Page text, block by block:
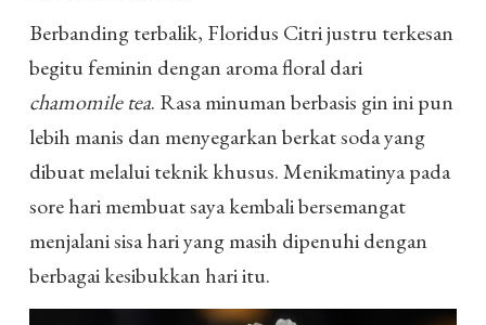
Berbanding terbalik, Floridus Citri justru terkesan
begitu feminin dengan aroma floral dari
chamomile tea. Rasa minuman berbasis gin ini pun
lebih manis dan menyegarkan berkat soda yang
dibuat melalui teknik khusus. Menikmatinya pada
sore hari membuat saya kembali bersemangat
menjalani sisa hari yang masih dipenuhi dengan
berbagai kesibukkan hari itu.